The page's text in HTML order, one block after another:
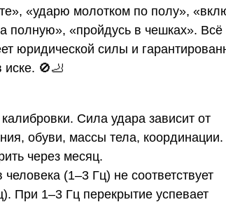
«ударю молотком по полу»,
полную», «пройдусь в чешках». Всё
юридической силы и
иске. 🚫🦶
Сила удара зависит от
обуви, массы тела, координации.
через месяц.
человека (1–3 Гц) не соответствует
При 1–3 Гц перекрытие успевает